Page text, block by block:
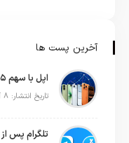
آخرین پست ها
تاریخ انتشار: 8 آگوست 2026
تلگرام پس